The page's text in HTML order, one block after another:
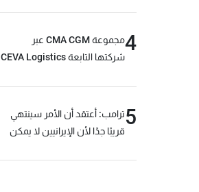
4
مجموعة CMA CGM عبر
شركتها التابعة CEVA Logistics
5ترامب: أعتقد أن الأمر سينتهي
قريبًا جدًا لأن الإيرانيين لا يمكن